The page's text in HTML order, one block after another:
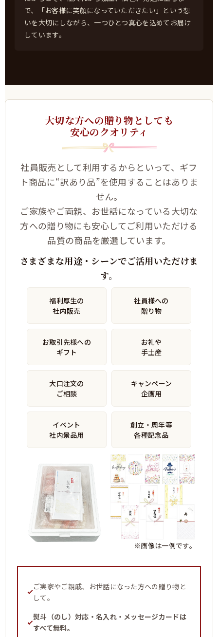
で、「お客様に笑顔になっていただきたい」という想
いを大切にしながら、一つひとつ真心を込めてお届け
しています。
大切な方への贈り物としても
安心のクオリティ
社員販売として利用するからといって、ギフ
ト商品に“訳あり品”を使用することはありま
せん。
ご家族やご両親、お世話になっている大切な
方への贈り物にも安心してご利用いただける
品質の商品を厳選しています。
さまざまな用途・シーンでご活用いただけま
す。
福利厚生の
社内販売
社員様への
贈り物
お取引先様への
ギフト
お礼や
手土産
大口注文の
ご相談
キャンペーン
企画用
イベント
社内景品用
創立・周年等
各種記念品
※画像は一例です。
ご実家やご親戚、お世話になった方への贈り物と
して。
熨斗（のし）対応・名入れ・メッセージカードは
すべて無料。